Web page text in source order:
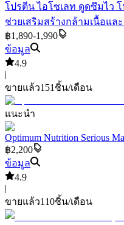
โปรตีน ไอโซเลท ดูดซึมไว
ช่วยเสริมสร้างกล้ามเนื้อแล
฿1,890-1,990
ข้อมูล
4.9
|
ขายแล้ว151 ชิ้น/เดือน
แนะนำ
Optimum Nutrition Serious
฿2,200
ข้อมูล
4.9
|
ขายแล้ว110ชิ้น/เดือน